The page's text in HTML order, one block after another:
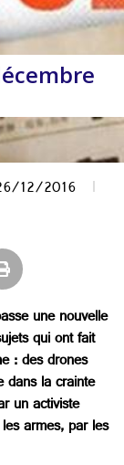
12/2016
une nouvelle
qui ont fait
: des drones
dans la crainte
un activiste
armes, par les